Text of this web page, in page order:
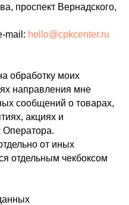
проспект Вернадского,
hello@cpkcenter.ru
обработку моих
направления мне
сообщений о товарах,
акциях и
Оператора.
от иных
отдельным чекбоксом